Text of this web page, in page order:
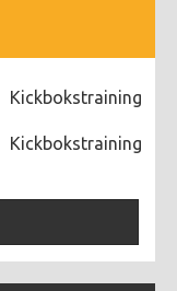
Kickbokstraining
Kickbokstraining